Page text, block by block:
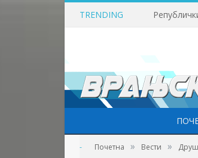
TRENDING
- Почетна » Вести »